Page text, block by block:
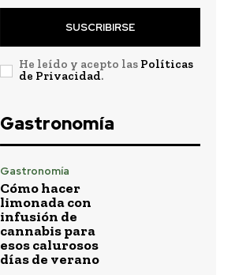
SUSCRIBIRSE
He leído y acepto las Políticas
de Privacidad.
Gastronomía
Gastronomía
Cómo hacer
limonada con
infusión de
cannabis para
esos calurosos
días de verano